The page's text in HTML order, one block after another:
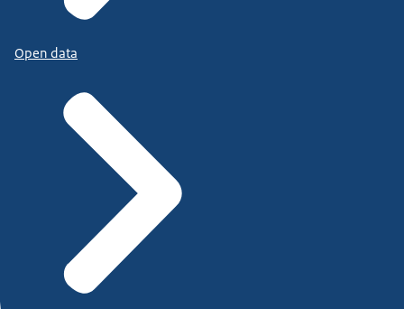
Open data